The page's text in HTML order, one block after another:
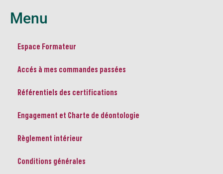
Menu
Espace Formateur
Accés à mes commandes passées
Référentiels des certifications
Engagement et Charte de déontologie
Règlement intérieur
Conditions générales